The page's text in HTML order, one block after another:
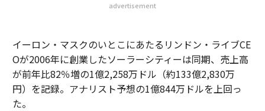
advertisement
イーロン・マスクのいとこにあたるリンドン・ライブCE
Oが2006年に創業したソーラーシティーは同期、売上高
が前年比82％増の1億2,258万ドル（約133億2,830万
円）を記録。アナリスト予想の1億844万ドルを上回っ
た。